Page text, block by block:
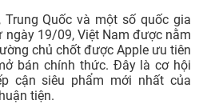
Quốc và một số quốc gia
ngày 19/09, Việt Nam được nằm
chủ chốt được Apple ưu tiên
bán chính thức. Đây là cơ hội
cận siêu phẩm mới nhất của
tiện.